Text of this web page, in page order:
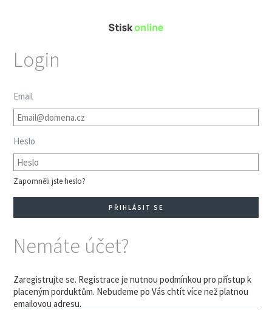
Login
Email
Heslo
Zapomněli jste heslo?
Nemáte účet?
Zaregistrujte se. Registrace je nutnou podmínkou pro přístup k
placeným porduktům. Nebudeme po Vás chtít více než platnou
emailovou adresu.